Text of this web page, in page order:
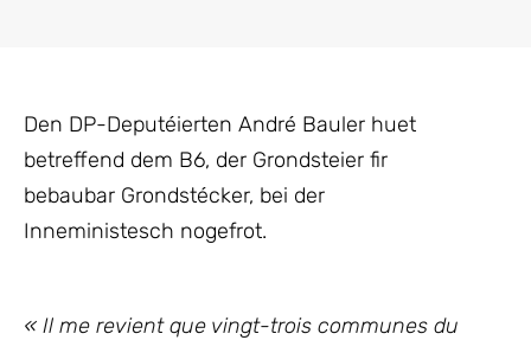
Den DP-Deputéierten André Bauler huet
betreffend dem B6, der Grondsteier fir
bebaubar Grondstécker, bei der
Inneministesch nogefrot.
« Il me revient que vingt-trois communes du